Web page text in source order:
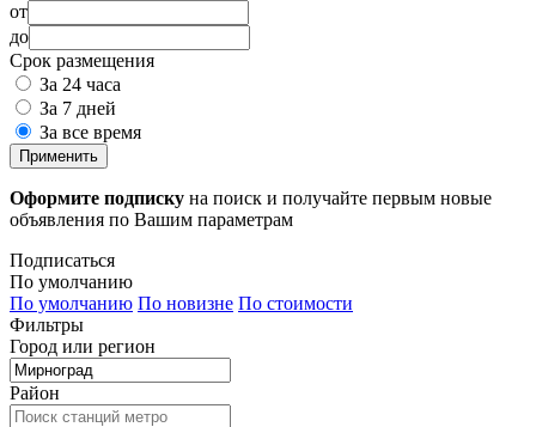
от
до
Срок размещения
За 24 часа
За 7 дней
За все время
Применить
Оформите подписку на поиск и получайте первым новые
объявления по Вашим параметрам
Подписаться
По умолчанию
По умолчанию По новизне По стоимости
Фильтры
Город или регион
Район